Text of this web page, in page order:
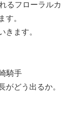
るフローラルカ
す。
きます。
騎手
がどう出るか。